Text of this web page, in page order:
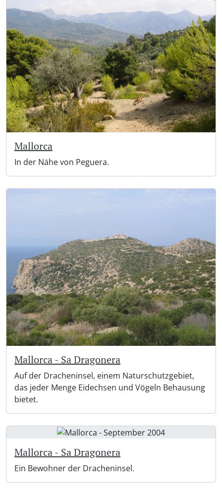
Mallorca
In der Nähe von Peguera.
Mallorca - Sa Dragonera
Auf der Dracheninsel, einem Naturschutzgebiet,
das jeder Menge Eidechsen und Vögeln Behausung
bietet.
Mallorca - Sa Dragonera
Ein Bewohner der Dracheninsel.